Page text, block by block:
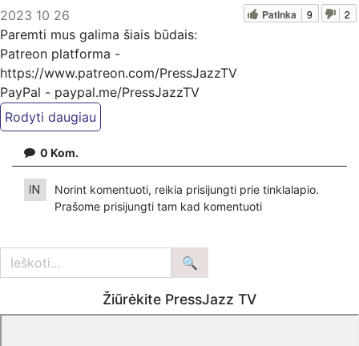
2023 10 26 Patinka 9 2
Paremti mus galima šiais būdais:
Patreon platforma -
https://www.patreon.com/PressJazzTV
PayPal - paypal.me/PressJazzTV
Arba kitais būdais nurodytais www.pressjazz.tv - meniu /
Parama
Bankiniu pavedimu - Gavėjas - Kazimieras Juraitis,
IBAN Sąskaita - BE92 9741 1390 8123
Bankas MONESE, SWIFT (BIC) kodas PESOBEB1
0 Kom.
Norint komentuoti, reikia prisijungti prie tinklalapio.
Prašome prisijungti tam kad komentuoti
Žiūrėkite PressJazz TV